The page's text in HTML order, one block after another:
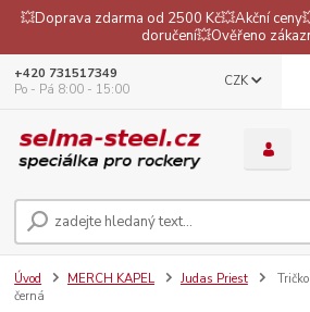
💥Doprava zdarma od 2500 Kč💥Akční
doručení💥Ověřeno
CZK
+420 731517349
Po - Pá 8:00 - 15:00
Úvod MERCH KAPEL Judas Priest
černá